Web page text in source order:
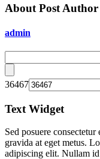
About Post Author
admin
36467
Text Widget
Sed posuere
gravida at eget metus.
adipiscing elit. Nullam